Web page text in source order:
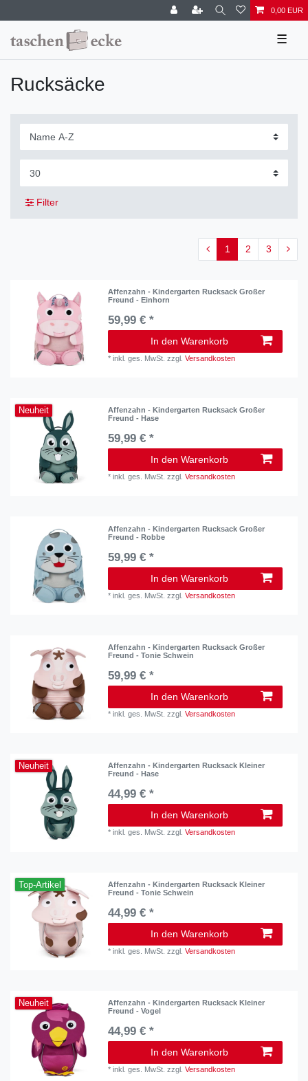
0,00 EUR
☰
Rucksäcke
Filter
1 2 3
Affenzahn - Kindergarten Rucksack Großer
Freund - Einhorn
59,99 € *
In den Warenkorb
*inkl. ges. MwSt. zzgl.Versandkosten
Neuheit
Affenzahn - Kindergarten Rucksack Großer
Freund - Hase
59,99 € *
In den Warenkorb
*inkl. ges. MwSt. zzgl.Versandkosten
Affenzahn - Kindergarten Rucksack Großer
Freund - Robbe
59,99 € *
In den Warenkorb
*inkl. ges. MwSt. zzgl.Versandkosten
Affenzahn - Kindergarten Rucksack Großer
Freund - Tonie Schwein
59,99 € *
In den Warenkorb
*inkl. ges. MwSt. zzgl.Versandkosten
Neuheit
Affenzahn - Kindergarten Rucksack Kleiner
Freund - Hase
44,99 € *
In den Warenkorb
*inkl. ges. MwSt. zzgl.Versandkosten
Top-Artikel
Affenzahn - Kindergarten Rucksack Kleiner
Freund - Tonie Schwein
44,99 € *
In den Warenkorb
*inkl. ges. MwSt. zzgl.Versandkosten
Neuheit
Affenzahn - Kindergarten Rucksack Kleiner
Freund - Vogel
44,99 € *
In den Warenkorb
*inkl. ges. MwSt. zzgl.Versandkosten